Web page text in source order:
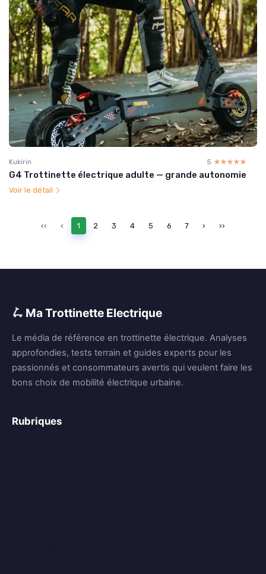
Kukirin 5 ☆☆☆☆☆
★★★★★
G4 Trottinette électrique adulte — grande autonomie
Voir le détail
‹‹ ‹ 1 2 3 4 5 6 7 › ››
🛴 Ma Trottinette Electrique
Le média de référence en trottinette électrique. Analyses
approfondies, tests terrain et guides experts pour les
passionnés et consommateurs avertis qui veulent faire les
bons choix de mobilité électrique urbaine.
Rubriques